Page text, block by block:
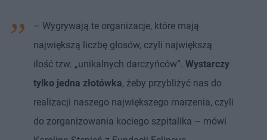
– Wygrywają te organizacje, które mają
największą liczbę głosów, czyli największą
ilość tzw. „unikalnych darczyńców”. Wystarczy
tylko jedna złotówka, żeby przybliżyć nas do
realizacji naszego największego marzenia, czyli
do zorganizowania kociego szpitalika – mówi